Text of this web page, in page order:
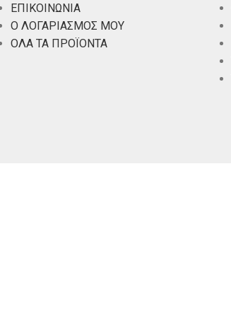
ΕΠΙΚΟΙΝΩΝΙΑ
Ο ΛΟΓΑΡΙΑΣΜΟΣ ΜΟΥ
ΟΛΑ ΤΑ ΠΡΟΪΟΝΤΑ